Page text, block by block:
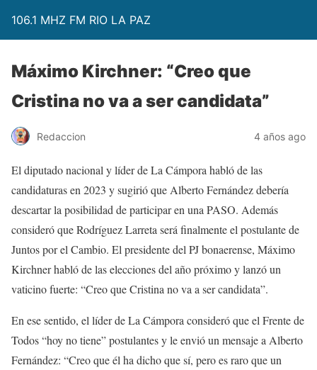
106.1 MHZ FM RIO LA PAZ
Máximo Kirchner: “Creo que
Cristina no va a ser candidata”
Redaccion 4 años ago
El diputado nacional y líder de La Cámpora habló de las
candidaturas en 2023 y sugirió que Alberto Fernández debería
descartar la posibilidad de participar en una PASO. Además
consideró que Rodríguez Larreta será finalmente el postulante de
Juntos por el Cambio. El presidente del PJ bonaerense, Máximo
Kirchner habló de las elecciones del año próximo y lanzó un
vaticino fuerte: “Creo que Cristina no va a ser candidata”.
En ese sentido, el líder de La Cámpora consideró que el Frente de
Todos “hoy no tiene” postulantes y le envió un mensaje a Alberto
Fernández: “Creo que él ha dicho que sí, pero es raro que un